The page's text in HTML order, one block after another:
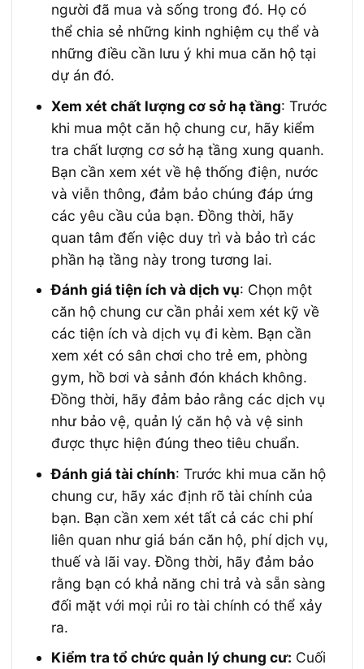
người đã mua và sống trong đó. Họ có
thể chia sẻ những kinh nghiệm cụ thể và
những điều cần lưu ý khi mua căn hộ tại
dự án đó.
Xem xét chất lượng cơ sở hạ tầng: Trước
khi mua một căn hộ chung cư, hãy kiểm
tra chất lượng cơ sở hạ tầng xung quanh.
Bạn cần xem xét về hệ thống điện, nước
và viễn thông, đảm bảo chúng đáp ứng
các yêu cầu của bạn. Đồng thời, hãy
quan tâm đến việc duy trì và bảo trì các
phần hạ tầng này trong tương lai.
Đánh giá tiện ích và dịch vụ: Chọn một
căn hộ chung cư cần phải xem xét kỹ về
các tiện ích và dịch vụ đi kèm. Bạn cần
xem xét có sân chơi cho trẻ em, phòng
gym, hồ bơi và sảnh đón khách không.
Đồng thời, hãy đảm bảo rằng các dịch vụ
như bảo vệ, quản lý căn hộ và vệ sinh
được thực hiện đúng theo tiêu chuẩn.
Đánh giá tài chính: Trước khi mua căn hộ
chung cư, hãy xác định rõ tài chính của
bạn. Bạn cần xem xét tất cả các chi phí
liên quan như giá bán căn hộ, phí dịch vụ,
thuế và lãi vay. Đồng thời, hãy đảm bảo
rằng bạn có khả năng chi trả và sẵn sàng
đối mặt với mọi rủi ro tài chính có thể xảy
ra.
Kiểm tra tổ chức quản lý chung cư: Cuối